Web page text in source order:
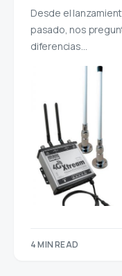
Desde el
pasado, nos
diferencias…
4 MIN READ